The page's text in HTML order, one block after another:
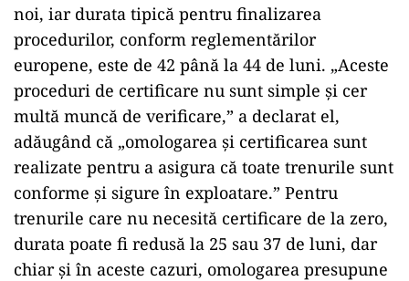
noi, iar durata tipică pentru finalizarea
procedurilor, conform reglementărilor
europene, este de 42 până la 44 de luni. „Aceste
proceduri de certificare nu sunt simple și cer
multă muncă de verificare,” a declarat el,
adăugând că „omologarea și certificarea sunt
realizate pentru a asigura că toate trenurile sunt
conforme și sigure în exploatare.” Pentru
trenurile care nu necesită certificare de la zero,
durata poate fi redusă la 25 sau 37 de luni, dar
chiar și în aceste cazuri, omologarea presupune